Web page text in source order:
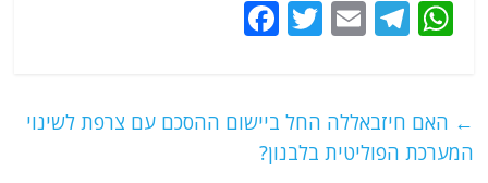
W
s
A
T
g
ra
E
l
T
er
e ← האם חיזבאללה החל ביישום ההסכם עם צרפת לשינוי
המערכת הפוליטית בלבנון?